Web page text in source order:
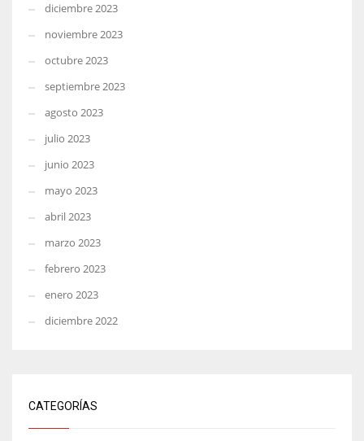
diciembre 2023
noviembre 2023
octubre 2023
septiembre 2023
agosto 2023
julio 2023
junio 2023
mayo 2023
abril 2023
marzo 2023
febrero 2023
enero 2023
diciembre 2022
CATEGORÍAS